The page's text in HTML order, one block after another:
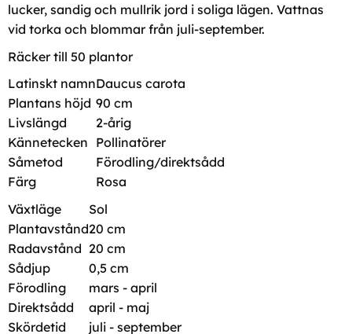
lucker, sandig och mullrik jord i soliga lägen. Vattnas
vid torka och blommar från juli-september.
Räcker till 50 plantor
Latinskt namnDaucus carota
Plantans höjd 90 cm
Livslängd
2-årig
Kännetecken Pollinatörer
Såmetod
Förodling/direktsådd
Färg
Rosa
Växtläge
Sol
Plantavstånd20 cm
Radavstånd 20 cm
Sådjup
0,5 cm
Förodling
mars - april
Direktsådd
april - maj
Skördetid
juli - september